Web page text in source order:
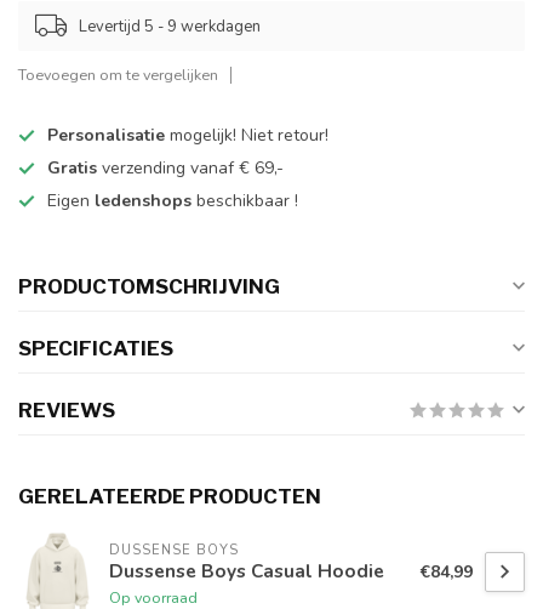
Levertijd 5 - 9 werkdagen
Toevoegen om te vergelijken
Personalisatie mogelijk! Niet retour!
Gratis verzending vanaf € 69,-
Eigen ledenshops beschikbaar !
PRODUCTOMSCHRIJVING
SPECIFICATIES
REVIEWS
GERELATEERDE PRODUCTEN
DUSSENSE BOYS
Dussense Boys Casual Hoodie
Op voorraad
€84,99